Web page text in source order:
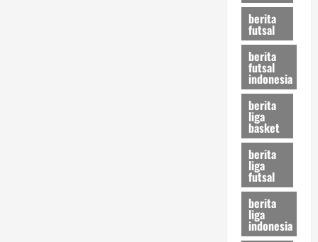
berita
futsal
berita
futsal
indonesia
berita
liga
basket
berita
liga
futsal
berita
liga
indonesia